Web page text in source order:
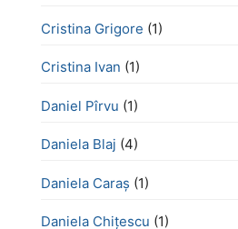
Cristina Grigore (1)
Cristina Ivan (1)
Daniel Pîrvu (1)
Daniela Blaj (4)
Daniela Caraș (1)
Daniela Chiţescu (1)